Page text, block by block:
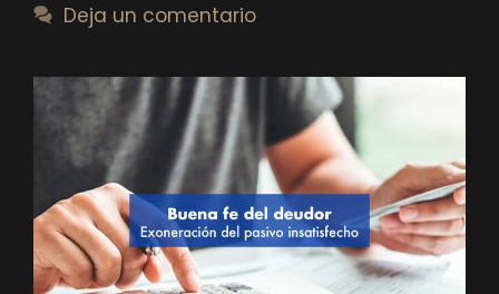
Deja un comentario